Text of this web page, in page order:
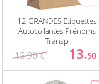
12 GRANDES Etiquettes
Autocollantes Prénoms
Transp
15.90 € 13.50